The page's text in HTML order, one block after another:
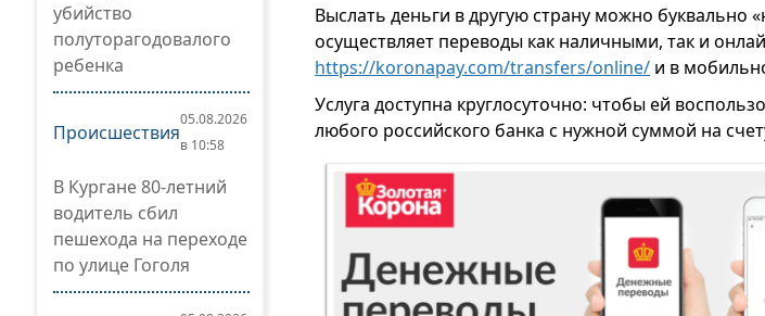
убийство
полуторагодовалого
ребенка
Происшествия
05.08.2026
в 10:58
В Кургане 80-летний
водитель сбил
пешехода на переходе
по улице Гоголя
Выслать деньги в другую страну можно буквально
осуществляет переводы как наличными, так и
https://koronapay.com/transfers/online/ и в
Услуга доступна круглосуточно: чтобы ей
любого российского банка с нужной суммой на